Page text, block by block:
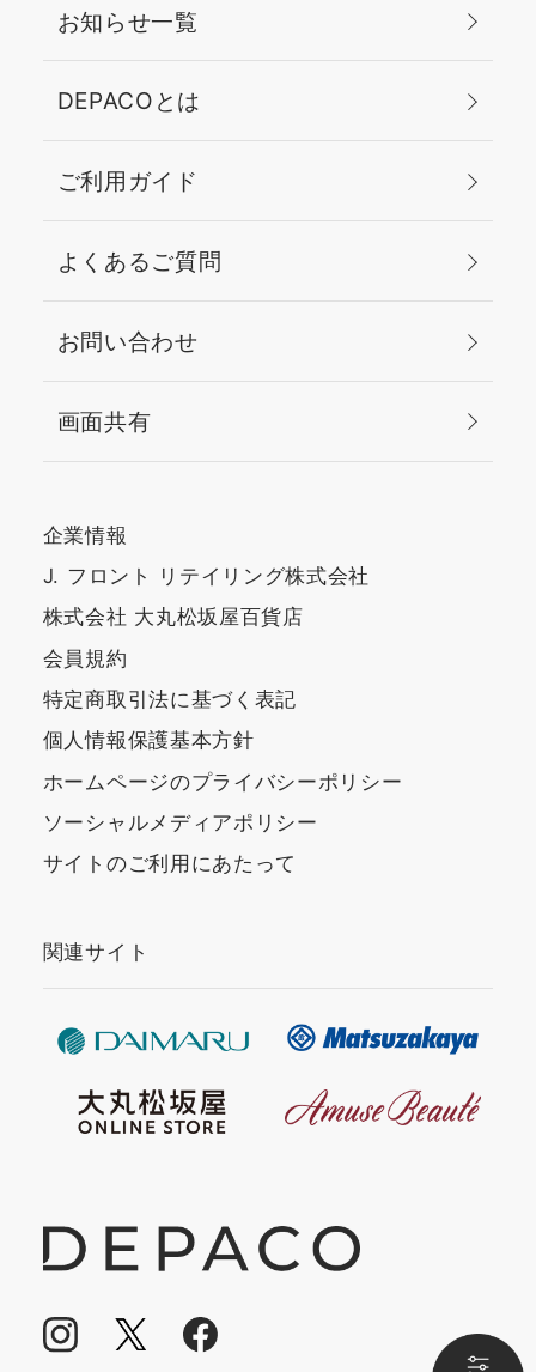
お知らせ一覧
DEPACOとは
ご利用ガイド
よくあるご質問
お問い合わせ
画面共有
企業情報
J. フロント リテイリング株式会社
株式会社 大丸松坂屋百貨店
会員規約
特定商取引法に基づく表記
個人情報保護基本方針
ホームページのプライバシーポリシー
ソーシャルメディアポリシー
サイトのご利用にあたって
関連サイト